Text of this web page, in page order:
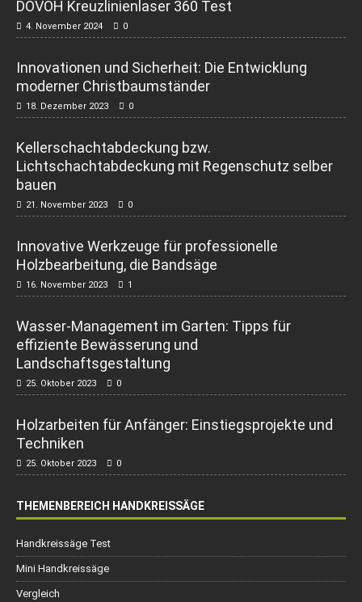
DOVOH Kreuzlinienlaser 360 Test
4. November 2024 0
Innovationen und Sicherheit: Die Entwicklung
moderner Christbaumständer
18. Dezember 2023 0
Kellerschachtabdeckung bzw.
Lichtschachtabdeckung mit Regenschutz selber
bauen
21. November 2023 0
Innovative Werkzeuge für professionelle
Holzbearbeitung, die Bandsäge
16. November 2023 1
Wasser-Management im Garten: Tipps für
effiziente Bewässerung und
Landschaftsgestaltung
25. Oktober 2023 0
Holzarbeiten für Anfänger: Einstiegsprojekte und
Techniken
25. Oktober 2023 0
THEMENBEREICH HANDKREISSÄGE
Handkreissäge Test
Mini Handkreissäge
Vergleich